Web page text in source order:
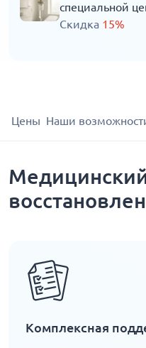
специальной
Скидка 15%
Цены Наши
Комплексная